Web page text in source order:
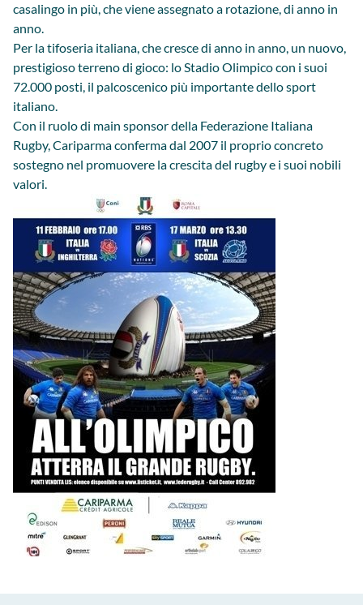
casalingo in più, che viene assegnato a rotazione, di anno in
anno.
Per la tifoseria italiana, che cresce di anno in anno, un nuovo,
prestigioso terreno di gioco: lo Stadio Olimpico con i suoi
72.000 posti, il palcoscenico più importante dello sport
italiano.
Con il ruolo di main sponsor della Federazione Italiana
Rugby, Cariparma conferma dal 2007 il proprio concreto
sostegno nel promuovere la crescita del rugby e i suoi nobili
valori.